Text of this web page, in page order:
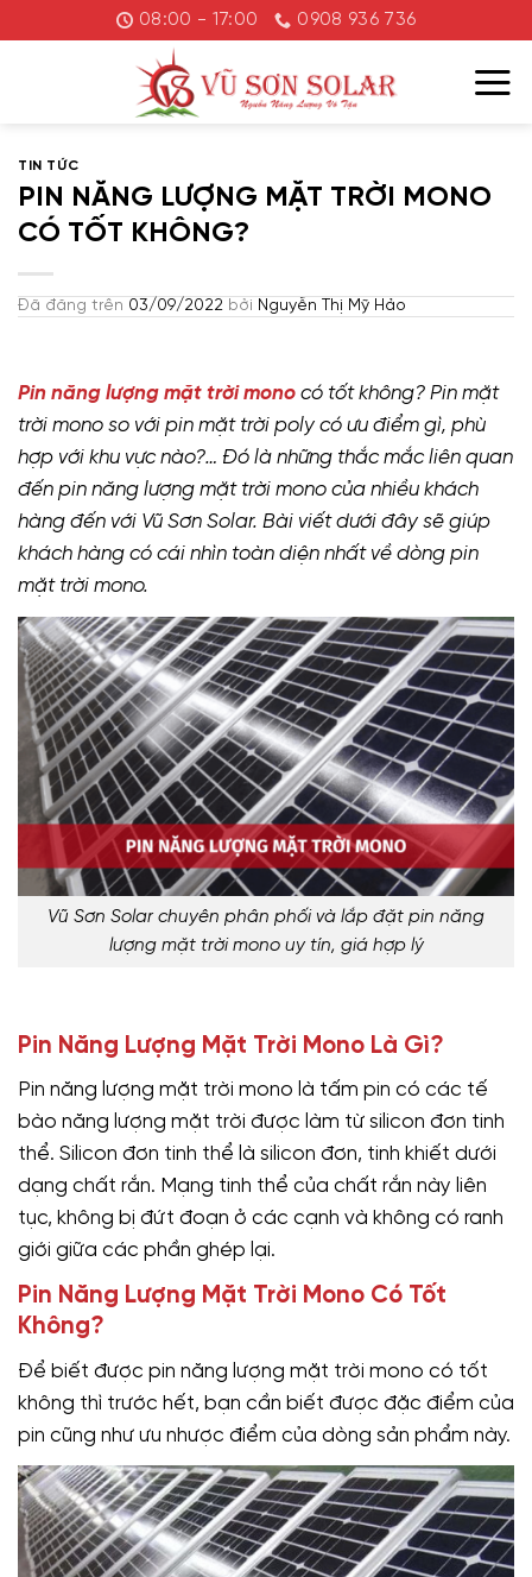
đến
08:00 - 17:00 0908 936 736
TIN TỨC
PIN NĂNG LƯỢNG MẶT TRỜI MONO
CÓ TỐT KHÔNG?
Đã đăng trên 03/09/2022 bởi Nguyễn Thị Mỹ Hảo
Pin năng lượng mặt trời mono có tốt không? Pin mặt
trời mono so với pin mặt trời poly có ưu điểm gì, phù
hợp với khu vực nào?… Đó là những thắc mắc liên quan
đến pin năng lượng mặt trời mono của nhiều khách
hàng đến với Vũ Sơn Solar. Bài viết dưới đây sẽ giúp
khách hàng có cái nhìn toàn diện nhất về dòng pin
mặt trời mono.
Vũ Sơn Solar chuyên phân phối và lắp đặt pin năng
lượng mặt trời mono uy tín, giá hợp lý
Pin Năng Lượng Mặt Trời Mono Là Gì?
Pin năng lượng mặt trời mono là tấm pin có các tế
bào năng lượng mặt trời được làm từ silicon đơn tinh
thể. Silicon đơn tinh thể là silicon đơn, tinh khiết dưới
dạng chất rắn. Mạng tinh thể của chất rắn này liên
tục, không bị đứt đoạn ở các cạnh và không có ranh
giới giữa các phần ghép lại.
Pin Năng Lượng Mặt Trời Mono Có Tốt
Không?
Để biết được pin năng lượng mặt trời mono có tốt
không thì trước hết, bạn cần biết được đặc điểm của
pin cũng như ưu nhược điểm của dòng sản phẩm này.